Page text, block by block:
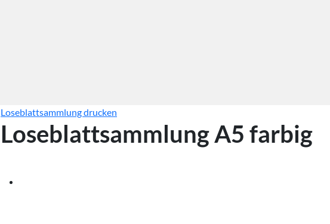
Loseblattsammlung drucken
Loseblattsammlung A5 farbig